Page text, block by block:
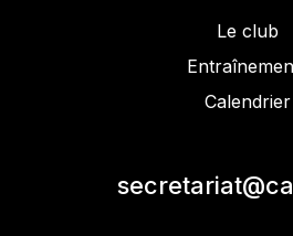
Le club
Calendrier